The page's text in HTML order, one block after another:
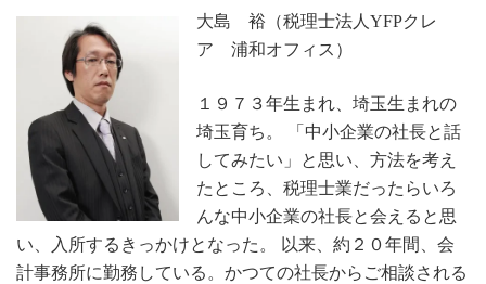
大島 裕（税理士法人YFPクレ
ア 浦和オフィス）
１９７３年生まれ、埼玉生まれの
埼玉育ち。 「中小企業の社長と話
してみたい」と思い、方法を考え
たところ、税理士業だったらいろ
んな中小企業の社長と会えると思
い、入所するきっかけとなった。 以来、約２０年間、会
計事務所に勤務している。かつての社長からご相談される